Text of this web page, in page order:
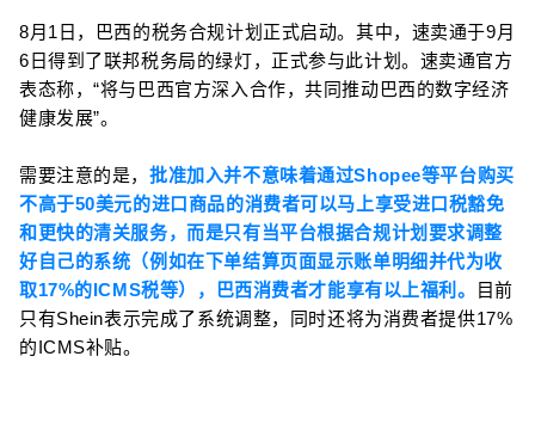
8月1日，巴西的税务合规计划正式启动。其中，速卖通于9月
6日得到了联邦税务局的绿灯，正式参与此计划。速卖通官方
表态称，“将与巴西官方深入合作，共同推动巴西的数字经济
健康发展”。
需要注意的是，批准加入并不意味着通过Shopee等平台购买
不高于50美元的进口商品的消费者可以马上享受进口税豁免
和更快的清关服务，而是只有当平台根据合规计划要求调整
好自己的系统（例如在下单结算页面显示账单明细并代为收
取17%的ICMS税等），巴西消费者才能享有以上福利。
目前
只有Shein表示完成了系统调整，同时还将为消费者提供17%
的ICMS补贴。